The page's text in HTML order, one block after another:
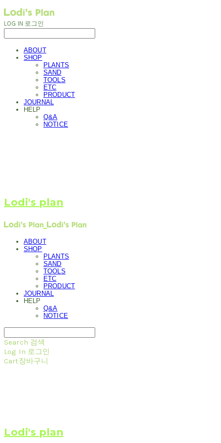
LOG IN 로그인
ABOUT
SHOP
PLANTS
SAND
TOOLS
ETC
PRODUCT
JOURNAL
HELP
Q&A
NOTICE
Lodi's plan
ABOUT
SHOP
PLANTS
SAND
TOOLS
ETC
PRODUCT
JOURNAL
HELP
Q&A
NOTICE
Search 검색
Log In 로그인
Cart장바구니
Lodi's plan